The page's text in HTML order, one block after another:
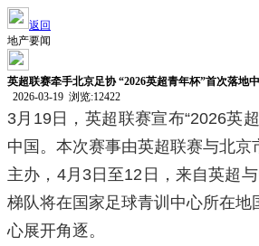
返回
地产要闻
英超联赛牵手北京足协 “2026英超青年杯”首次落地
2026-03-19 浏览:12422
3月19日，英超联赛宣布“2026英
中国。本次赛事由英超联赛与北京
主办，4月3日至12日，来自英超
梯队将在国家足球青训中心所在地
心展开角逐。